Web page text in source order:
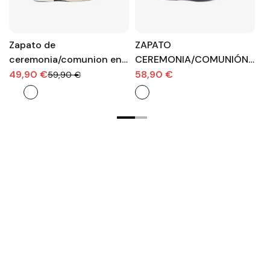
Zapato de
ceremonia/comunion en
ante y lino azul con
cordones.
49,90 €59,90 €
ZAPATO
CEREMONIA/COMUNIÓN
DE PIEL CON CORDÓN
58,90 €